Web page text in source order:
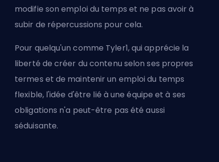
modifie son emploi du temps et ne pas avoir à
subir de répercussions pour cela.
Pour quelqu'un comme Tyler1, qui apprécie la
liberté de créer du contenu selon ses propres
termes et de maintenir un emploi du temps
flexible, l'idée d'être lié à une équipe et à ses
obligations n'a peut-être pas été aussi
séduisante.